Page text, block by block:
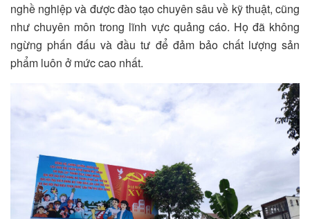
nghề nghiệp và được đào tạo chuyên sâu về kỹ thuật, cũng
như chuyên môn trong lĩnh vực quảng cáo. Họ đã không
ngừng phấn đấu và đầu tư để đảm bảo chất lượng sản
phẩm luôn ở mức cao nhất.